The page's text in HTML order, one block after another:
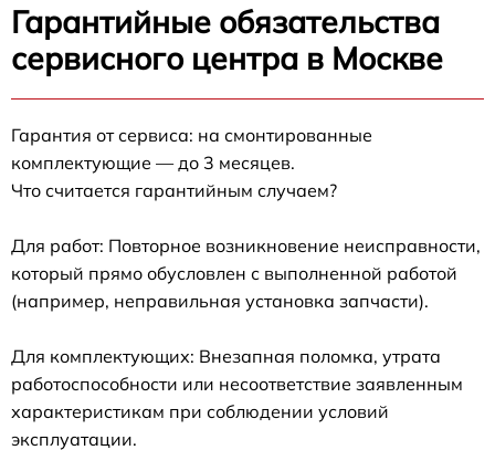
Гарантийные обязательства
сервисного центра в Москве
Гарантия от сервиса: на смонтированные
комплектующие — до 3 месяцев.
Что считается гарантийным случаем?
Для работ: Повторное возникновение неисправности,
который прямо обусловлен с выполненной работой
(например, неправильная установка запчасти).
Для комплектующих: Внезапная поломка, утрата
работоспособности или несоответствие заявленным
характеристикам при соблюдении условий
эксплуатации.